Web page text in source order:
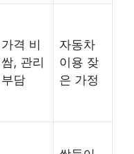
가격 비
쌈, 관리
부담
자동차
이용 잦
은 가정